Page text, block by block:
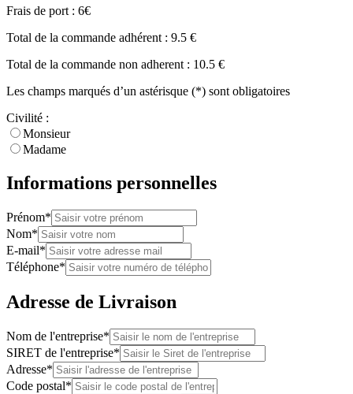
Frais de port : 6€
Total de la commande adhérent : 9.5 €
Total de la commande non adherent : 10.5 €
Les champs marqués d’un astérisque (*) sont obligatoires
Civilité :
Monsieur
Madame
Informations personnelles
Prénom*
Nom*
E-mail*
Téléphone*
Adresse de Livraison
Nom de l'entreprise*
SIRET de l'entreprise*
Adresse*
Code postal*